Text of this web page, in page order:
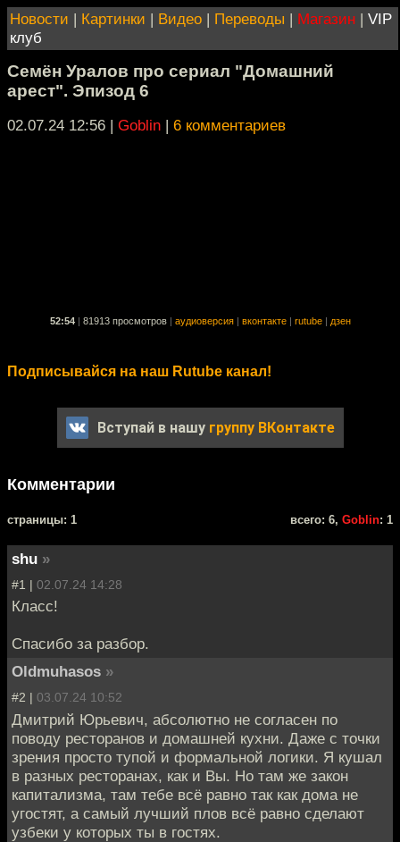
Новости | Картинки | Видео | Переводы | Магазин | VIP
клуб
Семён Уралов про сериал "Домашний
арест". Эпизод 6
02.07.24 12:56 | Goblin | 6 комментариев
52:54 81913 просмотров аудиоверсия вконтакте rutube дзен
Подписывайся на наш Rutube канал!
Вступай в нашу группу ВКонтакте
Комментарии
cтраницы: 1 всего: 6, Goblin: 1
shu »
#1 | 02.07.24 14:28
Класс!
Спасибо за разбор.
Oldmuhasos »
#2 | 03.07.24 10:52
Дмитрий Юрьевич, абсолютно не согласен по
поводу ресторанов и домашней кухни. Даже с точки
зрения просто тупой и формальной логики. Я кушал
в разных ресторанах, как и Вы. Но там же закон
капитализма, там тебе всё равно так как дома не
угостят, а самый лучший плов всё равно сделают
узбеки у которых ты в гостях.